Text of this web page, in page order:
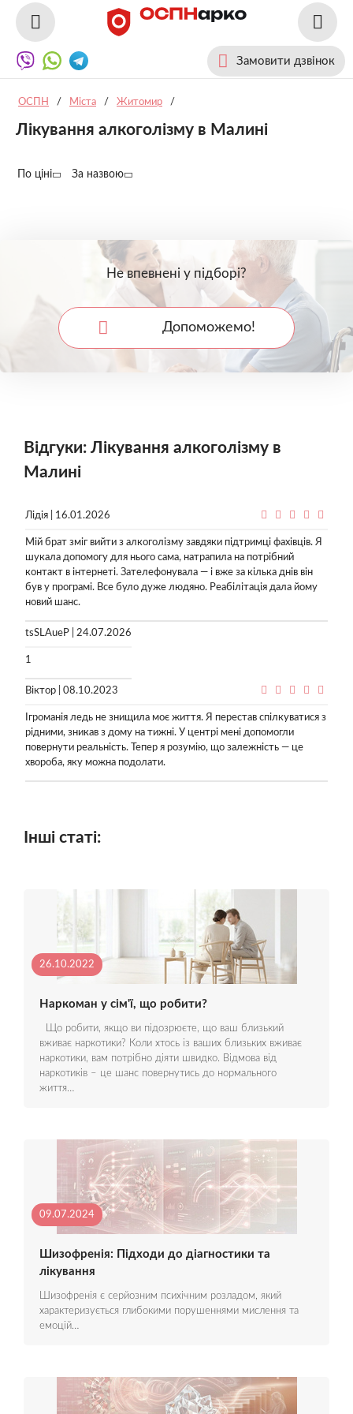
Замовити дзвінок
ОСПН / Міста / Житомир /
Лікування алкоголізму в Малині
По ціні За назвою
Не впевнені у підборі?
Допоможемо!
Відгуки: Лікування алкоголізму в
Малині
Лідія | 16.01.2026
Мій брат зміг вийти з алкоголізму завдяки підтримці фахівців. Я
шукала допомогу для нього сама, натрапила на потрібний
контакт в інтернеті. Зателефонувала — і вже за кілька днів він
був у програмі. Все було дуже людяно. Реабілітація дала йому
новий шанс.
tsSLAueP | 24.07.2026
1
Віктор | 08.10.2023
Ігроманія ледь не знищила моє життя. Я перестав спілкуватися з
рідними, зникав з дому на тижні. У центрі мені допомогли
повернути реальність. Тепер я розумію, що залежність — це
хвороба, яку можна подолати.
Інші статі:
26.10.2022
Наркоман у сім'ї, що робити?
Що робити, якщо ви підозрюєте, що ваш близький
вживає наркотики? Коли хтось із ваших близьких вживає
наркотики, вам потрібно діяти швидко. Відмова від
наркотиків – це шанс повернутись до нормального
життя…
09.07.2024
Шизофренія: Підходи до діагностики та
лікування
Шизофренія є серйозним психічним розладом, який
характеризується глибокими порушеннями мислення та
емоцій…